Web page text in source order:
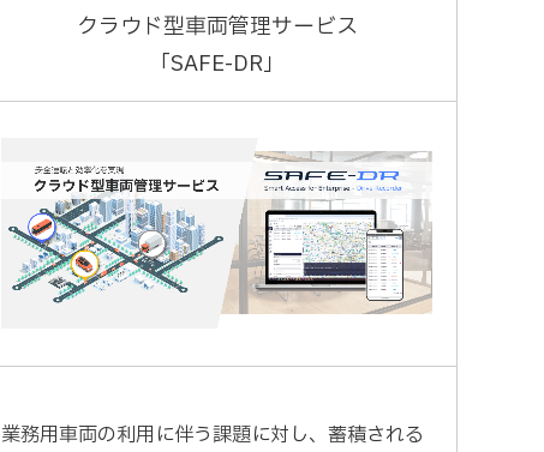
クラウド型車両管理サービス
「SAFE-DR」
業務用車両の利用に伴う課題に対し、蓄積される